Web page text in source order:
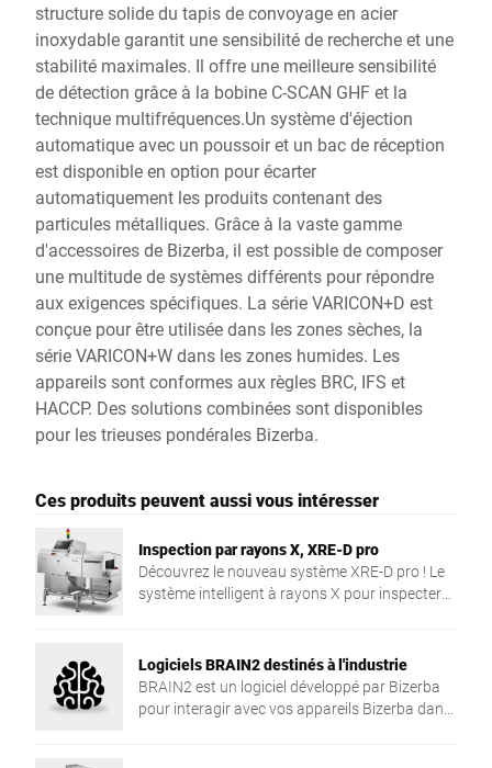
structure solide du tapis de convoyage en acier
inoxydable garantit une sensibilité de recherche et une
stabilité maximales. Il offre une meilleure sensibilité
de détection grâce à la bobine C-SCAN GHF et la
technique multifréquences.Un système d'éjection
automatique avec un poussoir et un bac de réception
est disponible en option pour écarter
automatiquement les produits contenant des
particules métalliques. Grâce à la vaste gamme
d'accessoires de Bizerba, il est possible de composer
une multitude de systèmes différents pour répondre
aux exigences spécifiques. La série VARICON+D est
conçue pour être utilisée dans les zones sèches, la
série VARICON+W dans les zones humides. Les
appareils sont conformes aux règles BRC, IFS et
HACCP. Des solutions combinées sont disponibles
pour les trieuses pondérales Bizerba.
Ces produits peuvent aussi vous intéresser
Inspection par rayons X, XRE-D pro
Découvrez le nouveau système XRE-D pro ! Le
système intelligent à rayons X pour inspecter
flexibilité de l'application.
Logiciels BRAIN2 destinés à l'industrie
BRAIN2 est un logiciel développé par Bizerba
pour interagir avec vos appareils Bizerba dans